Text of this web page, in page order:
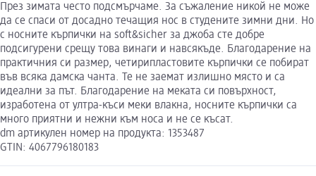
През зимата често подсмърчаме. За съжаление никой не може
да се спаси от досадно течащия нос в студените зимни дни. Но
с носните кърпички на soft&sicher за джоба сте добре
подсигурени срещу това винаги и навсякъде. Благодарение на
практичния си размер, четирипластовите кърпички се побират
във всяка дамска чанта. Те не заемат излишно място и са
идеални за път. Благодарение на меката си повърхност,
изработена от ултра-къси меки влакна, носните кърпички са
много приятни и нежни към носа и не се късат.
dm артикулен номер на продукта: 1353487
GTIN: 4067796180183